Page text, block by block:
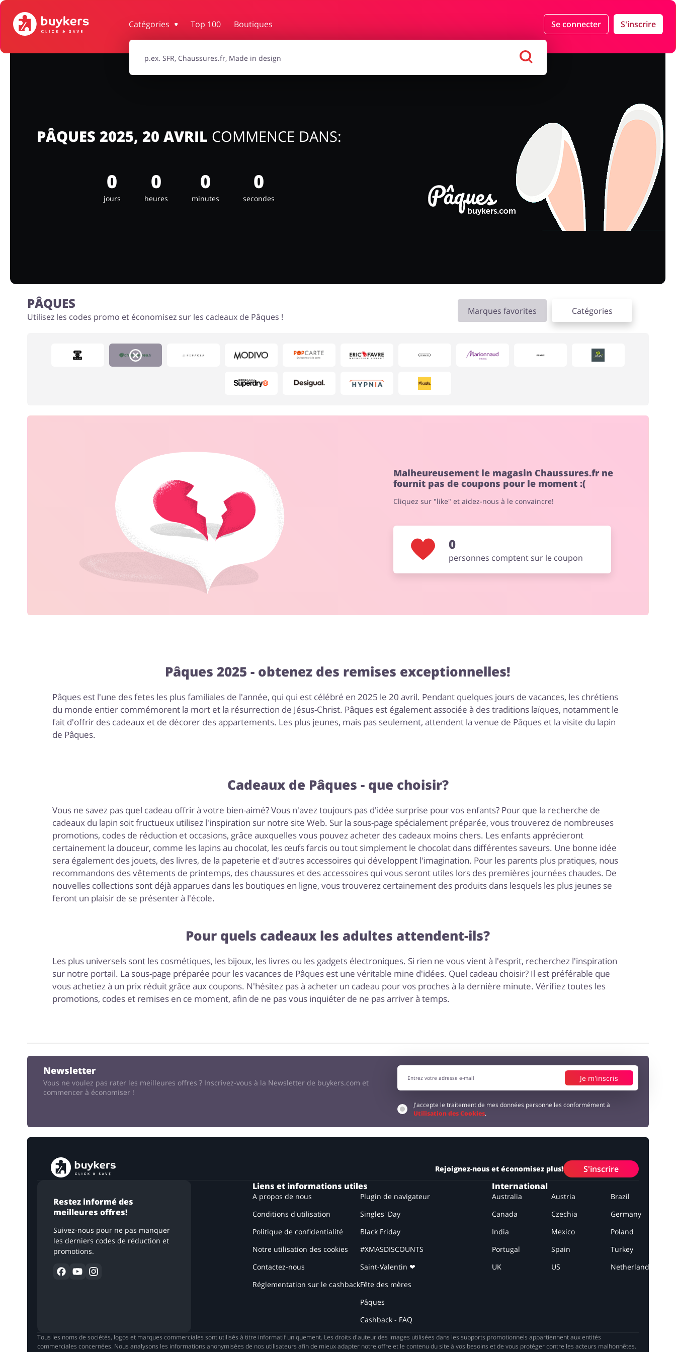
Catégories Top 100 Boutiques Se connecter S'inscrire
Maison & Jardin Bijoux & Accessoires Tourisme
Électronique & Électroménager
PÂQUES 2025, 20 AVRIL COMMENCE DANS:
0
jours
0
heures
0
minutes
0
secondes
PÂQUES
Utilisez les codes promo et économisez sur les cadeaux de Pâques !
Marques favorites Catégories
Malheureusement le magasin Chaussures.fr ne
fournit pas de coupons pour le moment :(
Cliquez sur "like" et aidez-nous à le convaincre!
0
personnes comptent sur le coupon
Pâques 2025 - obtenez des remises exceptionnelles!
Pâques est l'une des fetes les plus familiales de l'année, qui qui est célébré en 2025 le 20 avril. Pendant quelques jours de vacances, les chrétiens
du monde entier commémorent la mort et la résurrection de Jésus-Christ. Pâques est également associée à des traditions laïques, notamment le
fait d'offrir des cadeaux et de décorer des appartements. Les plus jeunes, mais pas seulement, attendent la venue de Pâques et la visite du lapin
de Pâques.
Cadeaux de Pâques - que choisir?
Vous ne savez pas quel cadeau offrir à votre bien-aimé? Vous n'avez toujours pas d'idée surprise pour vos enfants? Pour que la recherche de
cadeaux du lapin soit fructueux utilisez l'inspiration sur notre site Web. Sur la sous-page spécialement préparée, vous trouverez de nombreuses
promotions, codes de réduction et occasions, grâce auxquelles vous pouvez acheter des cadeaux moins chers. Les enfants apprécieront
certainement la douceur, comme les lapins au chocolat, les œufs farcis ou tout simplement le chocolat dans différentes saveurs. Une bonne idée
sera également des jouets, des livres, de la papeterie et d'autres accessoires qui développent l'imagination. Pour les parents plus pratiques, nous
recommandons des vêtements de printemps, des chaussures et des accessoires qui vous seront utiles lors des premières journées chaudes. De
nouvelles collections sont déjà apparues dans les boutiques en ligne, vous trouverez certainement des produits dans lesquels les plus jeunes se
feront un plaisir de se présenter à l'école.
Pour quels cadeaux les adultes attendent-ils?
Les plus universels sont les cosmétiques, les bijoux, les livres ou les gadgets électroniques. Si rien ne vous vient à l'esprit, recherchez l'inspiration
sur notre portail. La sous-page préparée pour les vacances de Pâques est une véritable mine d'idées. Quel cadeau choisir? Il est préférable que
vous achetiez à un prix réduit grâce aux coupons. N'hésitez pas à acheter un cadeau pour vos proches à la dernière minute. Vérifiez toutes les
promotions, codes et remises en ce moment, afin de ne pas vous inquiéter de ne pas arriver à temps.
Newsletter
Vous ne voulez pas rater les meilleures offres ?Inscrivez-vous à la Newsletter de buykers.com et
commencer à économiser !
Je m'inscris
J'accepte le traitement de mes données personnelles conformément à
Utilisation des Cookies.
Rejoignez-nous et économisez plus! S'inscrire
Restez informé des
meilleures offres!
Suivez-nous pour ne pas manquer
les derniers codes de réduction et
promotions.
Liens et informations utiles
A propos de nous
Conditions d'utilisation
Politique de confidentialité
Notre utilisation des cookies
Contactez-nous
Réglementation sur le cashback
Plugin de navigateur
Singles' Day
Black Friday
#XMASDISCOUNTS
Saint-Valentin ❤
Fête des mères
Pâques
Cashback - FAQ
International
Australia Austria
Brazil
Canada
Czechia
Germany
India
Mexico
Poland
Portugal
Spain
Turkey
UK
US Netherlands
Tous les noms de sociétés, logos et marques commerciales sont utilisés à titre informatif uniquement. Les droits d'auteur des images utilisées dans les supports promotionnels appartiennent aux entités
commerciales concernées. Nous analysons les informations anonymisées de nos utilisateurs afin de mieux adapter notre offre et le contenu du site à vos besoins et de vous protéger contre les acteurs malhonnêtes.